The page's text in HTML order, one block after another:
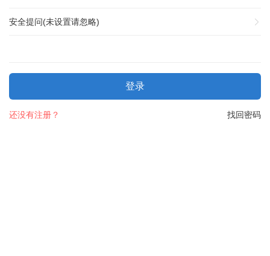
安全提问(未设置请忽略)
登录
找回密码
还没有注册？